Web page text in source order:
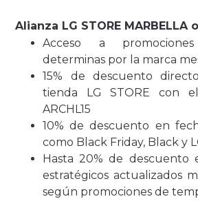
Alianza LG STORE MARBELLA
Acceso a
determinas por la marca
15% de descuento
tienda LG STORE con
ARCHL15
10% de descuento en
como Black Friday, Black y
Hasta 20% de descuento
estratégicos actualizados
según promociones de